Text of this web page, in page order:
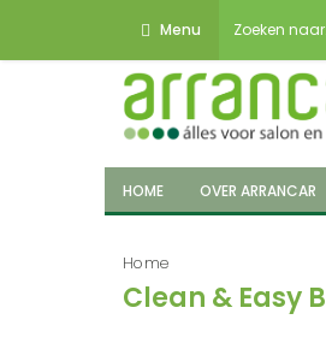
Menu
HOME OVER ARRANCAR
Home
Clean & Easy